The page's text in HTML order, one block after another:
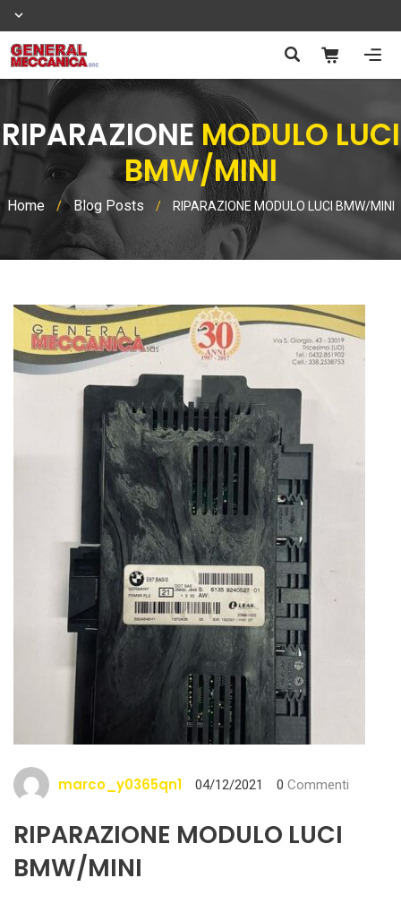
RIPARAZIONEMODULO LUCI
BMW/MINI
Home / Blog Posts / RIPARAZIONE MODULO LUCI BMW/MINI
marco_y0365qn1 04/12/2021 0 Commenti
RIPARAZIONE MODULO LUCI
BMW/MINI